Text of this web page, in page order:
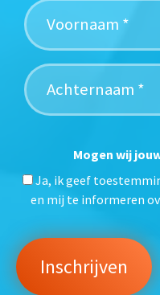
Mogen wij
Ja, ik geef
en mij te informeren